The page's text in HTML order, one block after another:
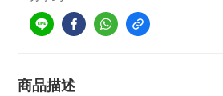
商品描述